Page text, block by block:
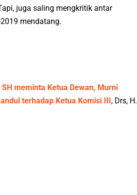
juga saling mengkritik antar
mendatang.
meminta Ketua Dewan, Murni
terhadap Ketua Komisi III, Drs, H.